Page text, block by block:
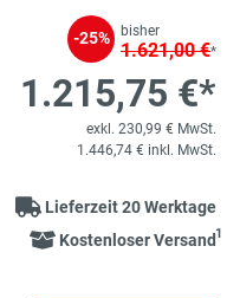
-25% bisher
1.621,00 €*
1.215,75 €*
exkl. 230,99 € MwSt.
1.446,74 € inkl. MwSt.
Lieferzeit 20 Werktage
Kostenloser Versand1